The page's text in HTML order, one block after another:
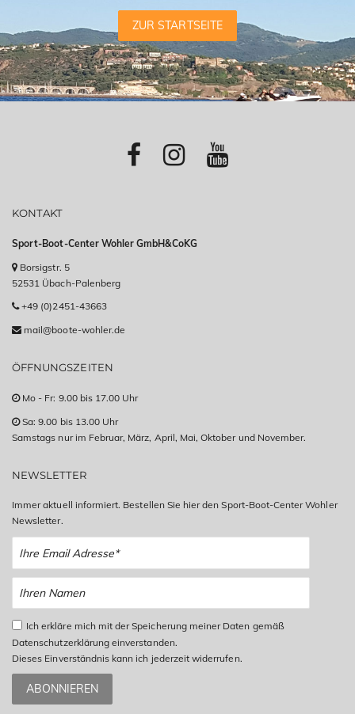
ZUR STARTSEITE
KONTAKT
Sport-Boot-Center Wohler GmbH&CoKG
Borsigstr. 5
52531 Übach-Palenberg
+49 (0)2451-43663
mail@boote-wohler.de
ÖFFNUNGSZEITEN
Mo - Fr: 9.00 bis 17.00 Uhr
Sa: 9.00 bis 13.00 Uhr
Samstags nur im Februar, März, April, Mai, Oktober und November.
NEWSLETTER
Immer aktuell informiert. Bestellen Sie hier den Sport-Boot-Center Wohler
Newsletter.
Ich erkläre mich mit der Speicherung meiner Daten gemäß
Datenschutzerklärung einverstanden.
Dieses Einverständnis kann ich jederzeit widerrufen.
ABONNIEREN